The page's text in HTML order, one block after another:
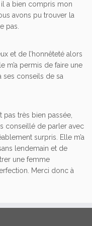
il a bien compris mon
avons pu trouver la
pas.
et de l’honnêteté alors
m’a permis de faire une
ses conseils de sa
pas très bien passée,
conseillé de parler avec
surpris. Elle m’a
lendemain et de
une femme
Merci donc à